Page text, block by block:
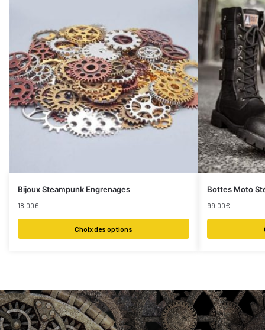
Bijoux Steampunk Engrenages
18.00€
Choix des options
Bottes Moto
99.00€